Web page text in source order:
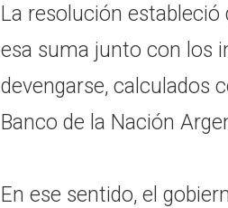
La resolución
esa suma junto con los
devengarse, calculados
Banco de la Nación
En ese sentido, el